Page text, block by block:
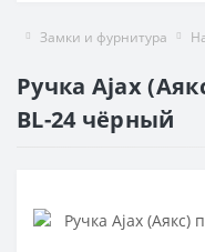
Замки и фурнитура
Ручка Ajax
BL-24 чёрный